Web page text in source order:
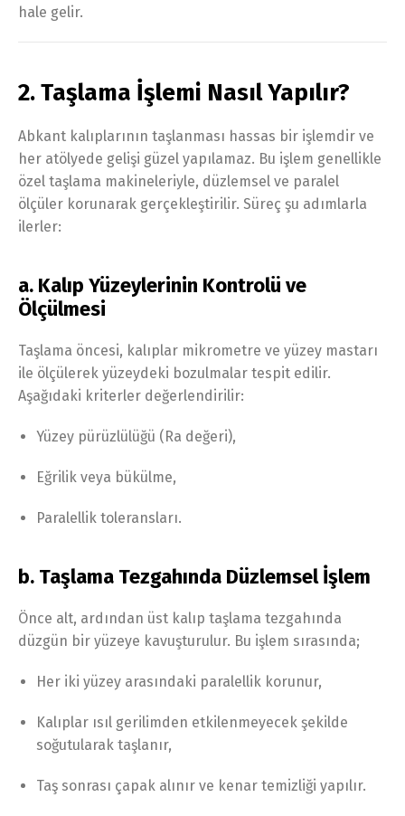
hale gelir.
2. Taşlama İşlemi Nasıl Yapılır?
Abkant kalıplarının taşlanması hassas bir işlemdir ve
her atölyede gelişi güzel yapılamaz. Bu işlem genellikle
özel taşlama makineleriyle, düzlemsel ve paralel
ölçüler korunarak gerçekleştirilir. Süreç şu adımlarla
ilerler:
a. Kalıp Yüzeylerinin Kontrolü ve
Ölçülmesi
Taşlama öncesi, kalıplar mikrometre ve yüzey mastarı
ile ölçülerek yüzeydeki bozulmalar tespit edilir.
Aşağıdaki kriterler değerlendirilir:
Yüzey pürüzlülüğü (Ra değeri),
Eğrilik veya bükülme,
Paralellik toleransları.
b. Taşlama Tezgahında Düzlemsel İşlem
Önce alt, ardından üst kalıp taşlama tezgahında
düzgün bir yüzeye kavuşturulur. Bu işlem sırasında;
Her iki yüzey arasındaki paralellik korunur,
Kalıplar ısıl gerilimden etkilenmeyecek şekilde
soğutularak taşlanır,
Taş sonrası çapak alınır ve kenar temizliği yapılır.